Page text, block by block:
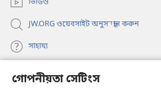
গোপনীয়তা সেটিংস
ভিডিও
JW.ORG ওয়েবসাইট অনুসন্ধান করুন
সাহায্য
দান
(opens